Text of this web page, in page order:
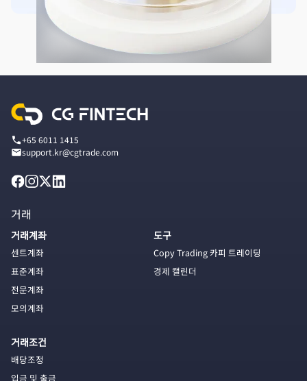
+65 6011 1415
support.kr@cgtrade.com
거래
거래계좌
센트계좌
표준계좌
전문계좌
모의계좌
거래조건
배당조정
입금 및 출금
도구
Copy Trading 카피 트레이딩
경제 캘린더